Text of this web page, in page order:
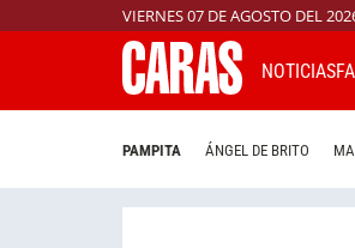
VIERNES 07 DE AGOSTO DEL
NOTICIAS
PAMPITA ÁNGEL DE BRITO